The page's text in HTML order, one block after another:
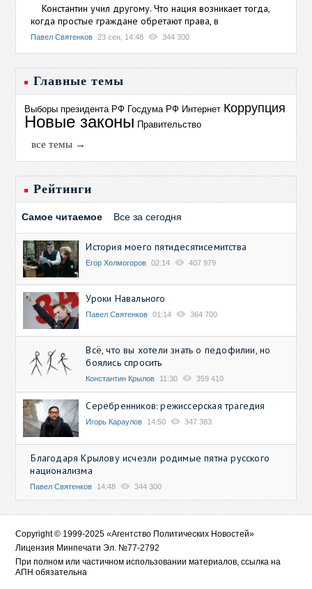
Константин учил другому. Что нация возникает тогда,
когда простые граждане обретают права, в
Павел Святенков 23 сен, 14:48 344 300
Главные темы
Выборы президента РФ Госдума РФ Интернет Коррупция
Новые законы Правительство
все темы →
Рейтинги
Самое читаемое Все за сегодня
История моего пятидесятисемитства
Егор Холмогоров 02:14 407 979
Уроки Навального
Павел Святенков 01:14 364 700
Всё, что вы хотели знать о педофилии, но
боялись спросить
Константин Крылов 11:30 359 410
Серебренников: режиссерская трагедия
Игорь Караулов 14:50 347 383
Благодаря Крылову исчезли родимые пятна русского
национализма
Павел Святенков 14:48 344 300
Copyright © 1999-2025 «Агентство Политических Новостей»
Лицензия Минпечати Эл. №77-2792
При полном или частичном использовании материалов, ссылка на
АПН обязательна